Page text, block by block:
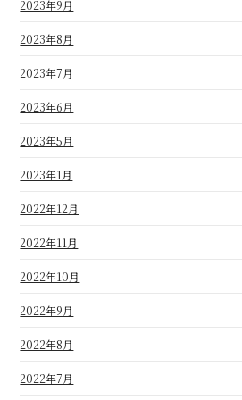
2023年9月
2023年8月
2023年7月
2023年6月
2023年5月
2023年1月
2022年12月
2022年11月
2022年10月
2022年9月
2022年8月
2022年7月